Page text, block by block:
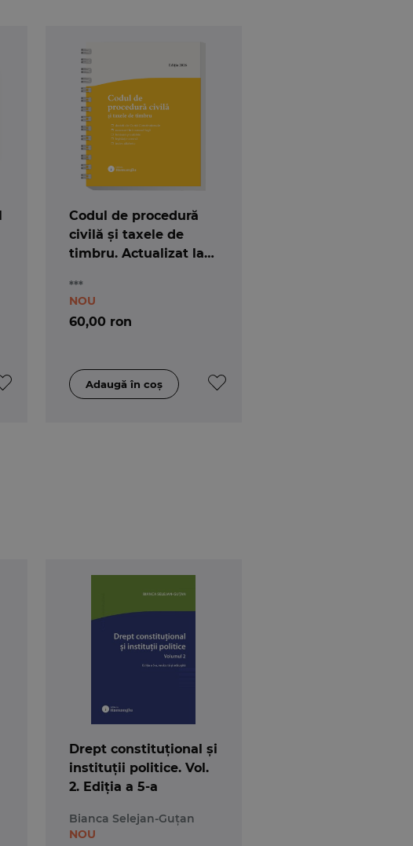
Codul de procedură
civilă și taxele de
timbru. Actualizat la
***
60,00 ron
NOU
Drept constituțional și
instituții politice. Vol.
2. Ediția a 5-a
Bianca Selejan-Guțan
NOU